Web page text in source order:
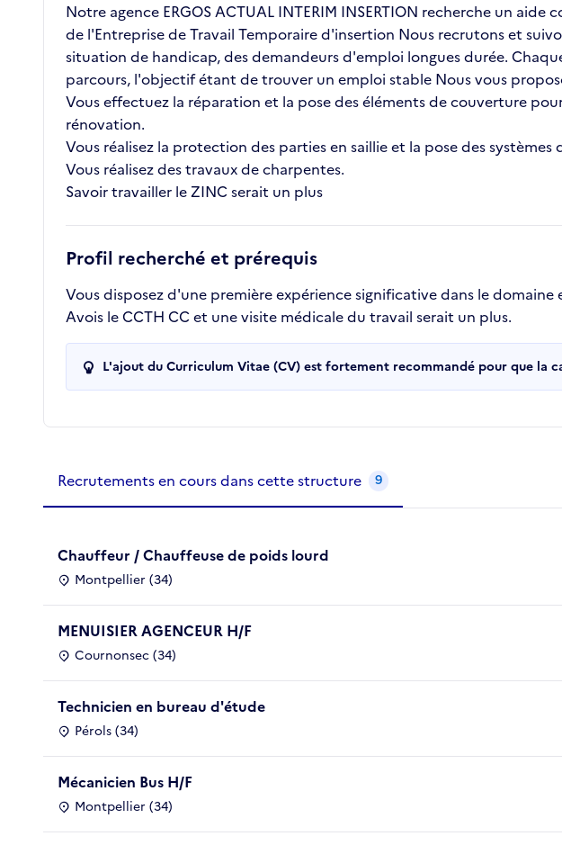
Notre agence ERGOS ACTUAL INTERIM INSERTION recherche un
de l'Entreprise de Travail Temporaire d'insertion Nous recrutons et
situation de handicap, des demandeurs d'emploi longues durée.
parcours, l'objectif étant de trouver un emploi stable Nous vous
Vous effectuez la réparation et la pose des éléments de couverture
rénovation.
Vous réalisez la protection des parties en saillie et la pose des
Vous réalisez des travaux de charpentes.
Savoir travailler le ZINC serait un plus
Profil recherché et prérequis
Vous disposez d'une première expérience significative dans le domaine
Avois le CCTH CC et une visite médicale du travail serait un plus.
L'ajout du Curriculum Vitae (CV) est fortement recommandé pour que la
Recrutements de la structure
Recrutements en cours dans cette structure 9
Chauffeur / Chauffeuse de poids lourd
Montpellier (34)
MENUISIER AGENCEUR H/F
Cournonsec (34)
Technicien en bureau d'étude
Pérols (34)
Mécanicien Bus H/F
Montpellier (34)